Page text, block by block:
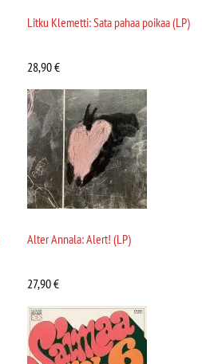
Litku Klemetti: Sata pahaa poikaa (LP)
28,90€
Alter Annala: Alert! (LP)
27,90€